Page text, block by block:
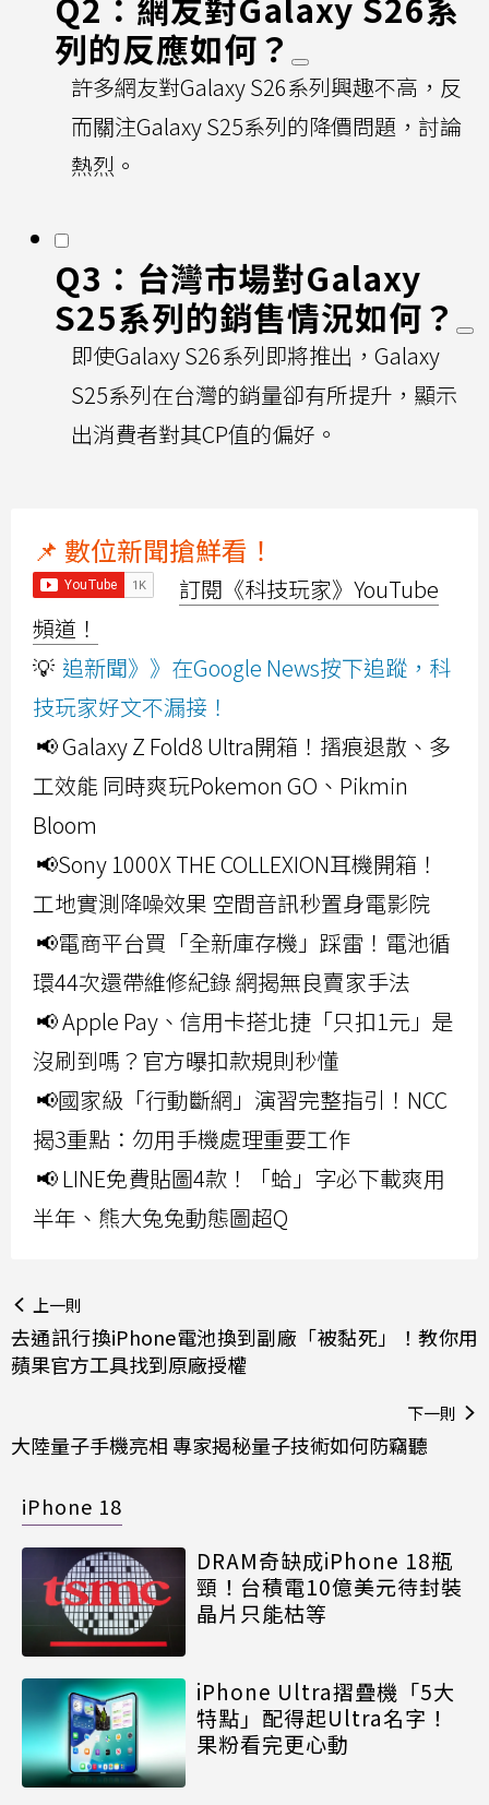
列的反應如何？
許多網友對Galaxy S26系列興趣不高，反
而關注Galaxy S25系列的降價問題，討論
熱烈。
Q3：台灣市場對Galaxy
S25系列的銷售情況如何？
即使Galaxy S26系列即將推出，Galaxy
S25系列在台灣的銷量卻有所提升，顯示
出消費者對其CP值的偏好。
📌 數位新聞搶鮮看！
訂閱《科技玩家》YouTube
頻道！
💡 追新聞》》在Google News按下追蹤，科
技玩家好文不漏接！
📢 Galaxy Z Fold8 Ultra開箱！摺痕退散、多
工效能 同時爽玩Pokemon GO、Pikmin
Bloom
📢Sony 1000X THE COLLEXION耳機開箱！
工地實測降噪效果 空間音訊秒置身電影院
📢電商平台買「全新庫存機」踩雷！電池循
環44次還帶維修紀錄 網揭無良賣家手法
📢 Apple Pay、信用卡搭北捷「只扣1元」是
沒刷到嗎？官方曝扣款規則秒懂
📢國家級「行動斷網」演習完整指引！NCC
揭3重點：勿用手機處理重要工作
📢 LINE免費貼圖4款！「蛤」字必下載爽用
半年、熊大兔兔動態圖超Q
上一則
去通訊行換iPhone電池換到副廠「被黏死」！教你用
蘋果官方工具找到原廠授權
下一則
大陸量子手機亮相 專家揭秘量子技術如何防竊聽
iPhone 18
DRAM奇缺成iPhone 18瓶
頸！台積電10億美元待封裝
晶片只能枯等
iPhone Ultra摺疊機「5大
特點」配得起Ultra名字！
果粉看完更心動